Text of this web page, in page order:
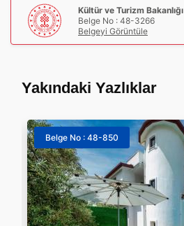
Kültür ve Turizm Bakanlığı
Belge No : 48-3266
Belgeyi Görüntüle
Yakındaki Yazlıklar
Belge No : 48-850